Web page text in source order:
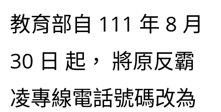
教育部自 111 年 8 月
30 日 起， 將原反霸
凌專線電話號碼改為